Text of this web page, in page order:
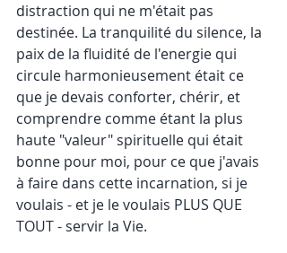
distraction qui ne m'était pas
destinée. La tranquilité du silence, la
paix de la fluidité de l'energie qui
circule harmonieusement était ce
que je devais conforter, chérir, et
comprendre comme étant la plus
haute "valeur" spirituelle qui était
bonne pour moi, pour ce que j'avais
à faire dans cette incarnation, si je
voulais - et je le voulais PLUS QUE
TOUT - servir la Vie.